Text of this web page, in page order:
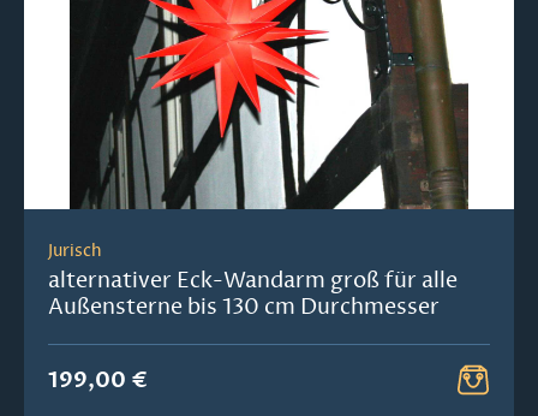
Jurisch
alternativer Eck-Wandarm groß für alle
Außensterne bis 130 cm Durchmesser
199,00 €